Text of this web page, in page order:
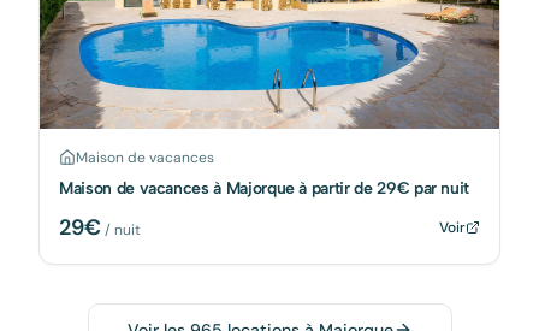
Maison de vacances
Maison de vacances à Majorque à partir de 29€ par nuit
29€/ nuit Voir